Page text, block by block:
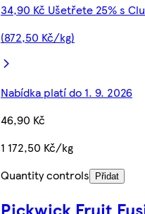
34,90 Kč Ušetřete 25% s
(872,50 Kč/kg)
Nabídka platí do 1. 9. 2026
46,90 Kč
1 172,50 Kč/kg
Quantity controls
Přidat